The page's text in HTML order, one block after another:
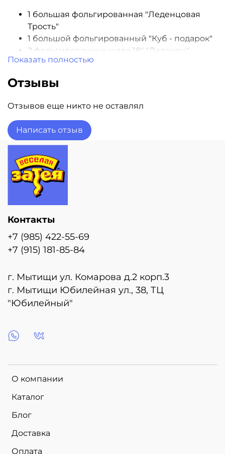
1 большая фольгированная "Леденцовая
Трость"
1 большой фольгированный "Куб - подарок"
2 фольгированных шара 18" "Леденец"
1 красная фольгированная звезда 18"
2 латексных белых шара 14"
Все шары обработаны Hi-Float
Гарантия полета шаров - 3 дня
Наличие шаров уточняйте при заказе
Показать полностью
Отзывы
Отзывов еще никто не оставлял
Написать отзыв
О компании
Каталог
Блог
Доставка
Оплата
Контакты
+7 (985) 422-55-69
+7 (915) 181-85-84
г. Мытищи ул. Комарова д.2 корп.3
г. Мытищи Юбилейная ул., 38, ТЦ
"Юбилейный"